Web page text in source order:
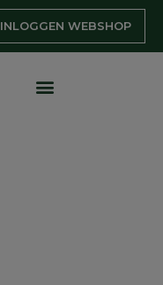
INLOGGEN WEBSHOP